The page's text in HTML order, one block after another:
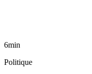
6min
Politique